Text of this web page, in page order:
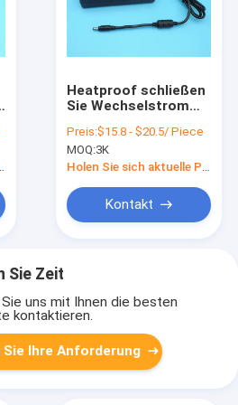
Preis
Heatproof schließen
Sie Wechselstrom
Stromadapter-
Vielzweckstall an
Preis:$15.8 - $20.5/ Piece
MOQ:3K
Holen Sie sich aktuelle Preis
Kontakt
Sie Zeit
uns mit Ihnen die besten
kontaktieren.
Sie Ihre Anforderung